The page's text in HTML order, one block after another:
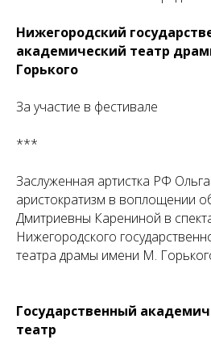
Нижегородский
академический театр
Горького
За участие в фестивале
***
Заслуженная артистка РФ
аристократизм в воплощении
Дмитриевны Карениной в
Нижегородского
театра драмы имени М.
Государственный
театр